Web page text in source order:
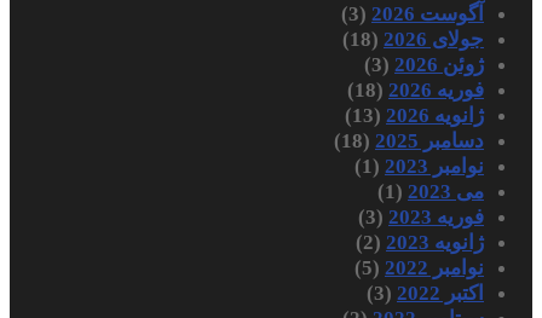
آگوست 2026
(3)
جولای 2026
(18)
ژوئن 2026
(3)
فوریه 2026
(18)
ژانویه 2026
(13)
دسامبر 2025
(18)
نوامبر 2023
(1)
می 2023
(1)
فوریه 2023
(3)
ژانویه 2023
(2)
نوامبر 2022
(5)
اکتبر 2022
(3)